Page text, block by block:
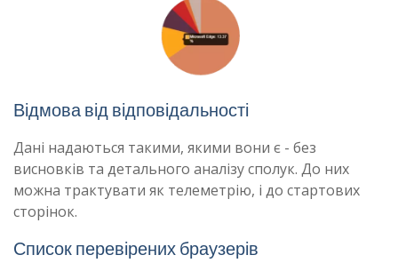
Відмова від відповідальності
Дані надаються такими, якими вони є - без
висновків та детального аналізу сполук. До них
можна трактувати як телеметрію, і до стартових
сторінок.
Список перевірених браузерів